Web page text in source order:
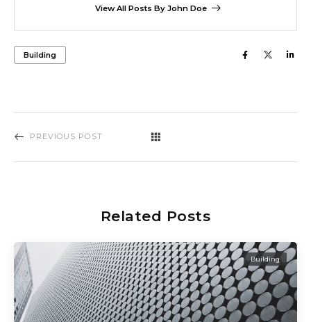
View All Posts By John Doe
Building
PREVIOUS POST
Related Posts
Building